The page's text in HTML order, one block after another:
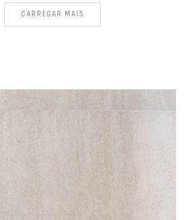
CARREGAR MAIS